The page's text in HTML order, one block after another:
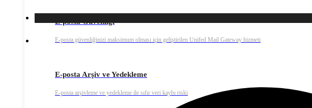
E-posta Güvenliği
E-posta güvenliğinizi maksimum olması için geliştirilen Unifed Mail Gateway hizmeti
E-posta Arşiv ve Yedekleme
E-posta arşivleme ve yedekleme ile sıfır veri kaybı riski